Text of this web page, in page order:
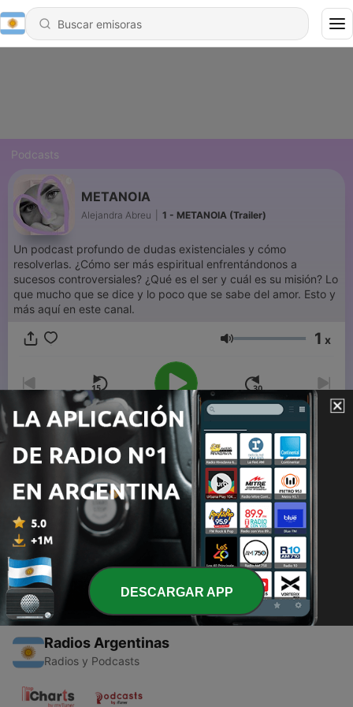
Podcasts
METANOIA
Alejandra Abreu 1 - METANOIA (Trailer)
Un podcast profundo de dudas existenciales y cómo
resolverlas. ¿Cómo ser más espiritual enfrentándonos a
sucesos controversiales? ¿Qué es el ser y cuál es su misión? Lo
que mucho que se dice y lo poco que se sabe del amor. Esto y
más aquí en este canal.
Volumen 1 x
00:00
Episodios
1 - METANOIA (Trailer)
18 jun. 2020
Radios Argentinas
Radios y Podcasts
DESCARGAR APP